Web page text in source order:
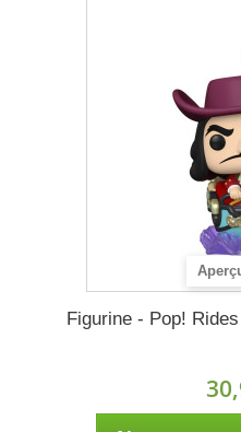
Figurine - Pop!